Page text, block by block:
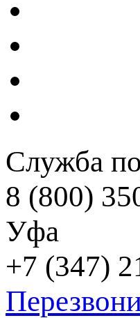
Служба
8 (800)
Уфа
+7 (347)